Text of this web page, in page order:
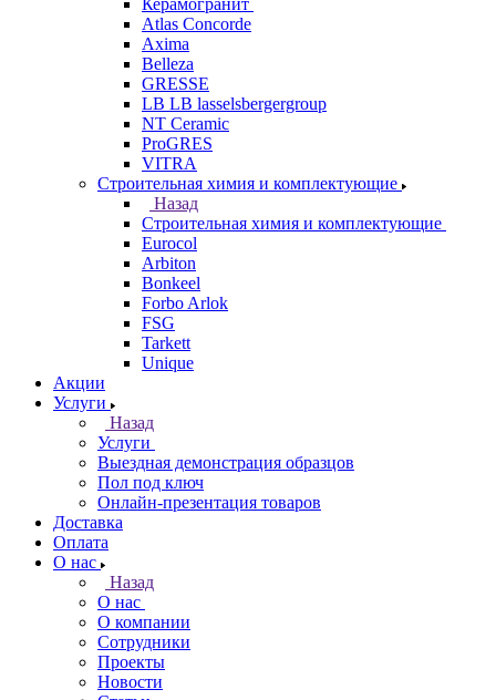
Керамогранит
Atlas Concorde
Axima
Belleza
GRESSE
LB LB lasselsbergergroup
NT Ceramic
ProGRES
VITRA
Строительная химия и комплектующие
Назад
Строительная химия и комплектующие
Eurocol
Arbiton
Bonkeel
Forbo Arlok
FSG
Tarkett
Unique
Акции
Услуги
Назад
Услуги
Выездная демонстрация образцов
Пол под ключ
Онлайн-презентация товаров
Доставка
Оплата
О нас
Назад
О нас
О компании
Сотрудники
Проекты
Новости